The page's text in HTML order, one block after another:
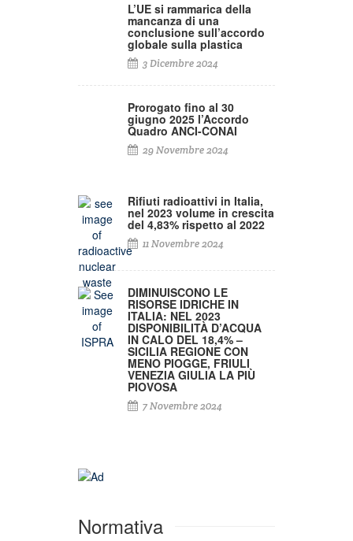
L’UE si rammarica della
mancanza di una
conclusione sull’accordo
globale sulla plastica
3 Dicembre 2024
Prorogato fino al 30
giugno 2025 l’Accordo
Quadro ANCI-CONAI
29 Novembre 2024
Rifiuti radioattivi in Italia,
nel 2023 volume in crescita
del 4,83% rispetto al 2022
11 Novembre 2024
DIMINUISCONO LE
RISORSE IDRICHE IN
ITALIA: NEL 2023
DISPONIBILITÀ D’ACQUA
IN CALO DEL 18,4% –
SICILIA REGIONE CON
MENO PIOGGE, FRIULI
VENEZIA GIULIA LA PIÙ
PIOVOSA
7 Novembre 2024
Normativa